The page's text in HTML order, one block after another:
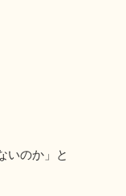
いのか」と